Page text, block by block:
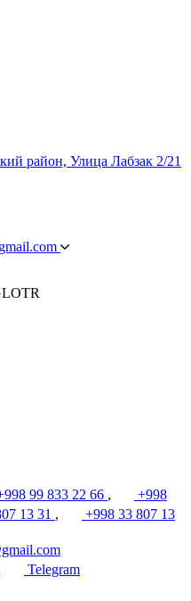
район, Улица Лабзак 2/21
99 833 22 66 ,
+998
13 31 ,
+998 33 807 13
Telegram